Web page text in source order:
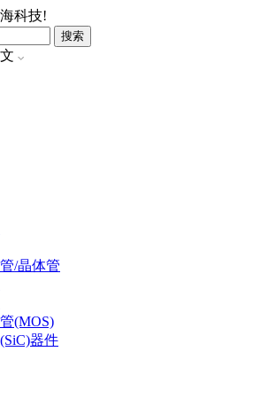
科技!
搜索
/晶体管
(MOS)
器件